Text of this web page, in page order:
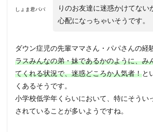
しょま君パパ
りのお友達に迷惑かけてない
心配になっちゃいそうです。
ダウン症児の先輩ママさん・パパさんの経
ラスみんなの弟・妹であるかのように、み
てくれる状況で、迷惑どころか人気者！と
くあるそうです。
小学校低学年くらいにおいて、特にそうい
されていることが多いようですね。